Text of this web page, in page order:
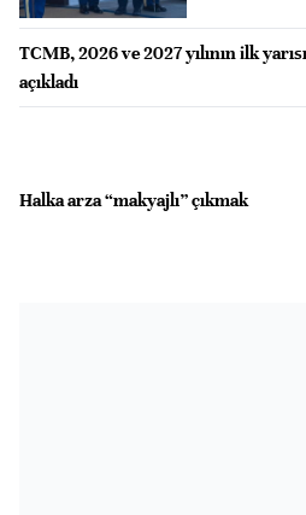
TCMB, 2026 ve 2027 yılının ilk
açıkladı
Halka arza “makyajlı” çıkmak